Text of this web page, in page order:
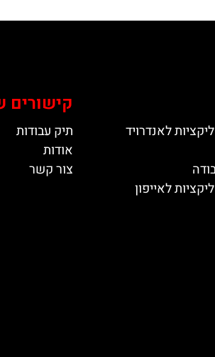
לאנדרויד
לאייפון
קישורים
תיק עבודות
אודות
צור קשר